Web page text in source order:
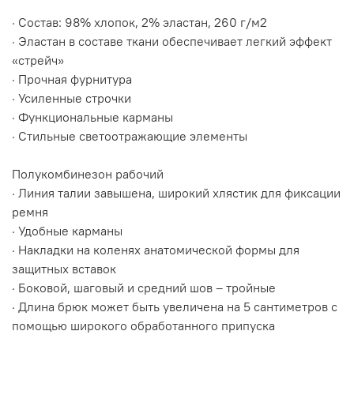
· Состав: 98% хлопок, 2% эластан, 260 г/м2
· Эластан в составе ткани обеспечивает легкий эффект
«стрейч»
· Прочная фурнитура
· Усиленные строчки
· Функциональные карманы
· Стильные светоотражающие элементы
Полукомбинезон рабочий
· Линия талии завышена, широкий хлястик для фиксации
ремня
· Удобные карманы
· Накладки на коленях анатомической формы для
защитных вставок
· Боковой, шаговый и средний шов – тройные
· Длина брюк может быть увеличена на 5 сантиметров с
помощью широкого обработанного припуска